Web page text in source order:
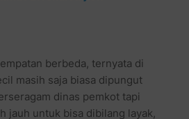
berbeda, ternyata di
masih saja biasa dipungut
dinas pemkot tapi
jauh untuk bisa dibilang layak,